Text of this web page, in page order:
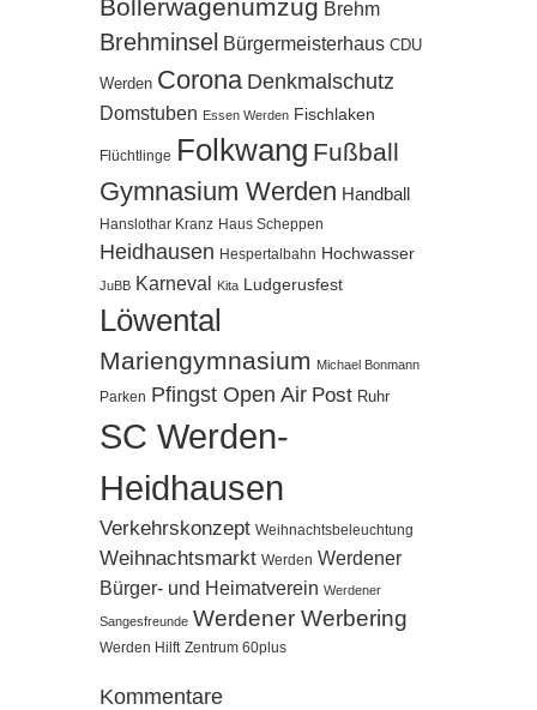
Bollerwagenumzug Brehm
Brehminsel Bürgermeisterhaus CDU
Werden Corona Denkmalschutz
Domstuben Essen Werden Fischlaken
Flüchtlinge Folkwang Fußball
Gymnasium Werden Handball
Hanslothar Kranz Haus Scheppen
Heidhausen Hespertalbahn Hochwasser
JuBB Karneval Kita Ludgerusfest
Löwental
Mariengymnasium Michael Bonmann
Parken Pfingst Open Air Post Ruhr
SC Werden-
Heidhausen
Verkehrskonzept Weihnachtsbeleuchtung
Weihnachtsmarkt Werden Werdener
Bürger- und Heimatverein Werdener
Sangesfreunde Werdener Werbering
Werden Hilft Zentrum 60plus
Kommentare